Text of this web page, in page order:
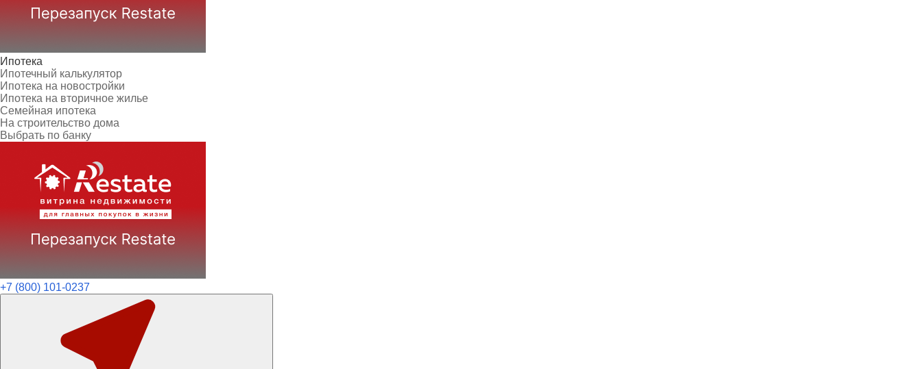
Ипотека
Ипотечный калькулятор
Ипотека на новостройки
Ипотека на вторичное жилье
Семейная ипотека
На строительство дома
Выбрать по банку
+7 (800) 101-0237